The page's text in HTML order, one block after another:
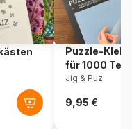
cm
Puzzle-
für 1000
Jig & Puz